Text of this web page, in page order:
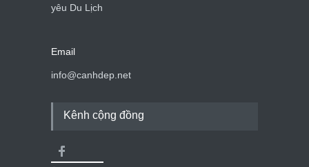
yêu Du Lịch
Email
info@canhdep.net
Kênh cộng đồng